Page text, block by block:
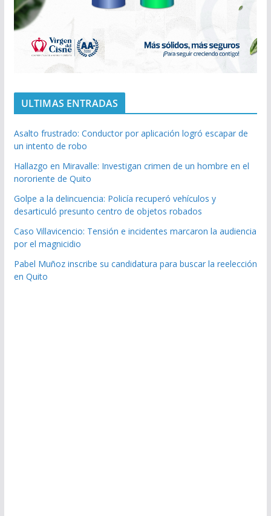
ULTIMAS ENTRADAS
Asalto frustrado: Conductor por aplicación logró escapar de
un intento de robo
Hallazgo en Miravalle: Investigan crimen de un hombre en el
nororiente de Quito
Golpe a la delincuencia: Policía recuperó vehículos y
desarticuló presunto centro de objetos robados
Caso Villavicencio: Tensión e incidentes marcaron la audiencia
por el magnicidio
Pabel Muñoz inscribe su candidatura para buscar la reelección
en Quito